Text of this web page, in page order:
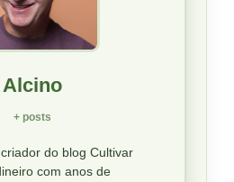
Alcino
+ posts
do blog Cultivar
com anos de